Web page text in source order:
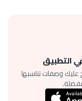
التطبيق
وصفات تناسبها